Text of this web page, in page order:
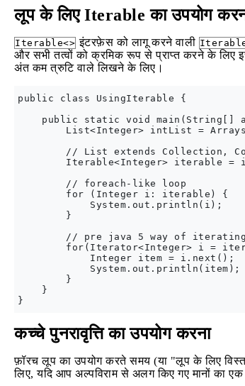
लूप के लिए Iterable का उपयोग
Iterable<> इंटरफ़ेस को लागू करने वाली
और सभी तत्वों को क्रमिक रूप से प्राप्त करने के
अंत कम त्रुटि वाले लिखने के लिए।
public class UsingIterable {
public static void main(String[]
List<Integer> intList =
// List extends Collection,
Iterable<Integer> iterable =
        // foreach-like loop
        for (Integer i: iterable) {
            System.out.println(i);
        }
// pre java 5 way of
for(Iterator<Integer> i =
            Integer item = i.next();
            System.out.println(item);
        }
    }
कच्चे पुनरावृत्ति का उपयोग करना
फ़ॉरच लूप का उपयोग करते समय (या "लूप के लिए
लिए, यदि आप अल्पविराम से अलग किए गए मानों का